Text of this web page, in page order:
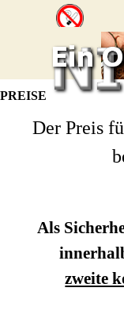
PREISE
Der Preis
Als
zweite